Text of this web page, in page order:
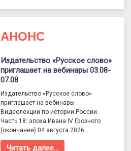
АНОНС
Издательство «Русское слово»
приглашает на вебинары 03.08-
07.08
Издательство «Русское слово»
приглашает на вебинары
Видеолекции по истории России.
Часть 18: эпоха Ивана IV Грозного
(окончание) 04 августа 2026 …
Читать далее…